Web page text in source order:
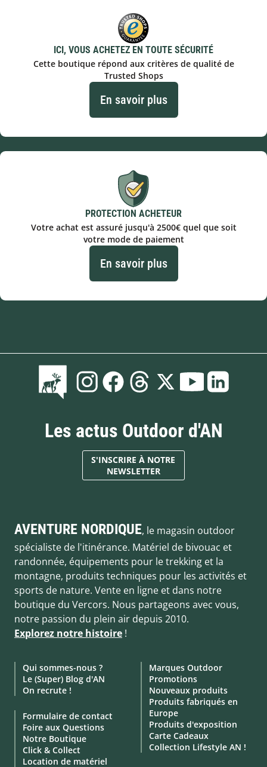
ICI, VOUS ACHETEZ EN TOUTE SÉCURITÉ
Cette boutique répond aux critères de qualité de
Trusted Shops
En savoir plus
PROTECTION ACHETEUR
Votre achat est assuré jusqu'à 2500€ quel que soit
votre mode de paiement
En savoir plus
Les actus Outdoor d'AN
S'INSCRIRE À NOTRE
NEWSLETTER
AVENTURE NORDIQUE, le magasin outdoor
spécialiste de l'itinérance. Matériel de bivouac et
randonnée, équipements pour le trekking et la
montagne, produits techniques pour les activités et
sports de nature. Vente en ligne et dans notre
boutique du Vercors. Nous partageons avec vous,
notre passion du plein air depuis 2010.
Explorez notre histoire !
Qui sommes-nous ?
Le (Super) Blog d'AN
On recrute !
Formulaire de contact
Foire aux Questions
Notre Boutique
Click & Collect
Location de matériel
Marques Outdoor
Promotions
Nouveaux produits
Produits fabriqués en
Europe
Produits d'exposition
Carte Cadeaux
Collection Lifestyle AN !